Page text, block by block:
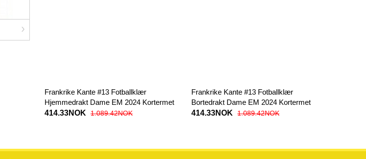
Frankrike Kante #13 Fotballklær
Hjemmedrakt Dame EM 2024 Kortermet
414.33NOK
1.089.42NOK
Frankrike Kante #13 Fotballklær
Bortedrakt Dame EM 2024 Kortermet
414.33NOK
1.089.42NOK